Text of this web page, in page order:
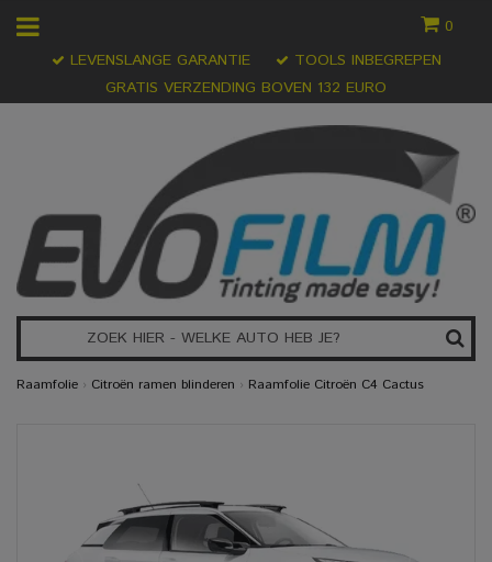
0
GRATIS VERZENDING BOVEN 132 EURO
LEVENSLANGE GARANTIE TOOLS INBEGREPEN
Raamfolie › Citroën ramen blinderen › Raamfolie Citroën C4 Cactus